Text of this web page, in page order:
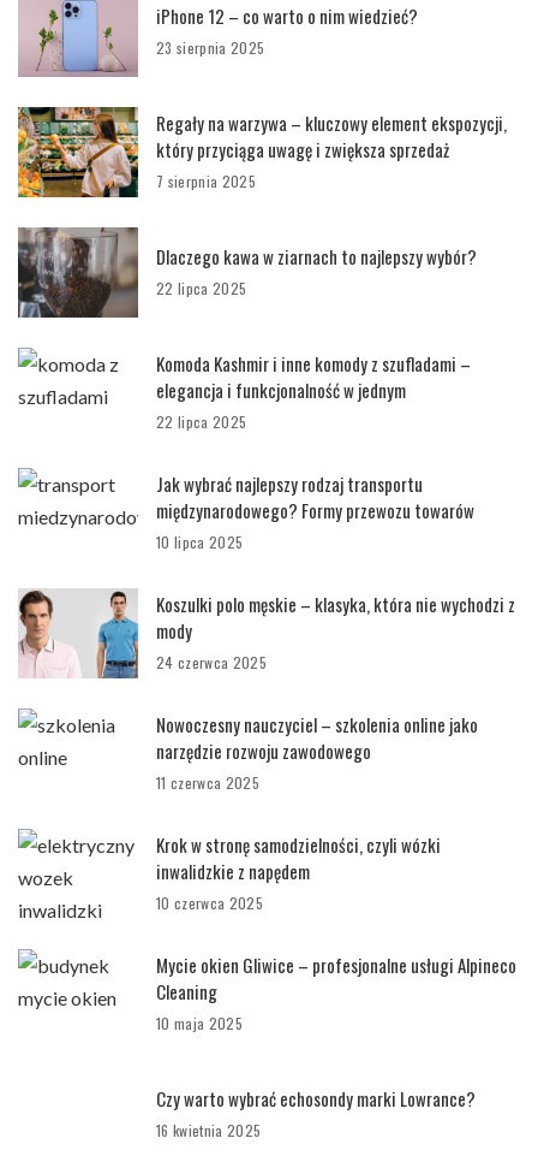
iPhone 12 – co warto o nim wiedzieć?
23 sierpnia 2025
Regały na warzywa – kluczowy element ekspozycji,
który przyciąga uwagę i zwiększa sprzedaż
7 sierpnia 2025
Dlaczego kawa w ziarnach to najlepszy wybór?
22 lipca 2025
Komoda Kashmir i inne komody z szufladami –
elegancja i funkcjonalność w jednym
22 lipca 2025
Jak wybrać najlepszy rodzaj transportu
międzynarodowego? Formy przewozu towarów
10 lipca 2025
Koszulki polo męskie – klasyka, która nie wychodzi z
mody
24 czerwca 2025
Nowoczesny nauczyciel – szkolenia online jako
narzędzie rozwoju zawodowego
11 czerwca 2025
Krok w stronę samodzielności, czyli wózki
inwalidzkie z napędem
10 czerwca 2025
Mycie okien Gliwice – profesjonalne usługi Alpineco
Cleaning
10 maja 2025
Czy warto wybrać echosondy marki Lowrance?
16 kwietnia 2025